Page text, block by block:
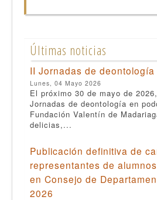
Últimas noticias
II Jornadas de
Lunes, 04 Mayo 2026
El próximo 30 de mayo de
Jornadas de deontología en
Fundación Valentín de
delicias,...
Publicación definitiva de
representantes de
en Consejo de
2026